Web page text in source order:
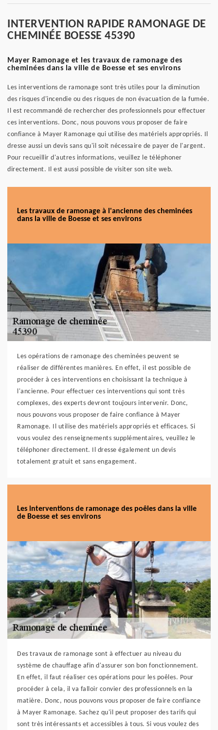
INTERVENTION RAPIDE RAMONAGE DE
CHEMINÉE BOESSE 45390
Mayer Ramonage et les travaux de ramonage des
cheminées dans la ville de Boesse et ses environs
Les interventions de ramonage sont très utiles pour la diminution
des risques d'incendie ou des risques de non évacuation de la fumée.
Il est recommandé de rechercher des professionnels pour effectuer
ces interventions. Donc, nous pouvons vous proposer de faire
confiance à Mayer Ramonage qui utilise des matériels appropriés. Il
dresse aussi un devis sans qu'il soit nécessaire de payer de l'argent.
Pour recueillir d'autres informations, veuillez le téléphoner
directement. Il est aussi possible de visiter son site web.
Les travaux de ramonage à l'ancienne des cheminées
dans la ville de Boesse et ses environs
Les opérations de ramonage des cheminées peuvent se
réaliser de différentes manières. En effet, il est possible de
procéder à ces interventions en choisissant la technique à
l'ancienne. Pour effectuer ces interventions qui sont très
complexes, des experts devront toujours intervenir. Donc,
nous pouvons vous proposer de faire confiance à Mayer
Ramonage. Il utilise des matériels appropriés et efficaces. Si
vous voulez des renseignements supplémentaires, veuillez le
téléphoner directement. Il dresse également un devis
totalement gratuit et sans engagement.
Les interventions de ramonage des poêles dans la ville
de Boesse et ses environs
Des travaux de ramonage sont à effectuer au niveau du
système de chauffage afin d'assurer son bon fonctionnement.
En effet, il faut réaliser ces opérations pour les poêles. Pour
procéder à cela, il va falloir convier des professionnels en la
matière. Donc, nous pouvons vous proposer de faire confiance
à Mayer Ramonage. Sachez qu'il peut proposer des tarifs qui
sont très intéressants et accessibles à tous. Si vous voulez des